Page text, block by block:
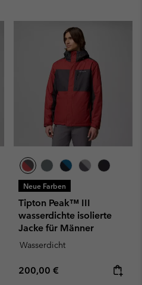
Neue Farben
Tipton Peak™ III
wasserdichte isolierte
Jacke für Männer
Wasserdicht
Regular price:
200,00 €